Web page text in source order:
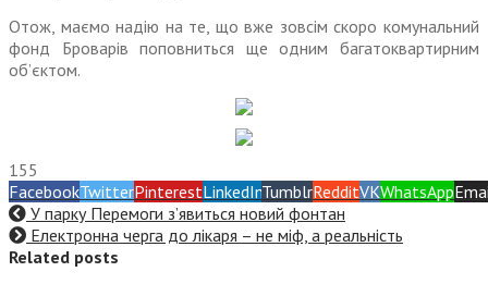
Отож, маємо надію на те, що вже зовсім скоро комунальний
фонд Броварів поповниться ще одним багатоквартирним
об’єктом.
155
FacebookTwitterPinterestLinkedInTumblrRedditVKWhatsApp
У парку Перемоги з’явиться новий фонтан
Електронна черга до лікаря – не міф, а реальність
Related posts